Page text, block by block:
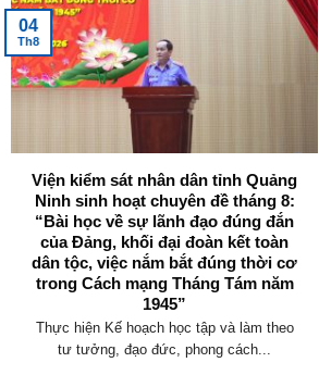
Viện kiểm sát nhân dân tỉnh Quảng
Ninh sinh hoạt chuyên đề tháng 8:
“Bài học về sự lãnh đạo đúng đắn
của Đảng, khối đại đoàn kết toàn
dân tộc, việc nắm bắt đúng thời cơ
trong Cách mạng Tháng Tám năm
1945”
Thực hiện Kế hoạch học tập và làm theo
tư tưởng, đạo đức, phong cách...
04
Th8